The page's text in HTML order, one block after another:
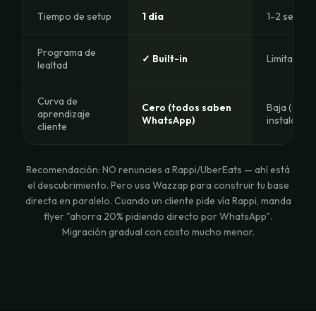
Tiempo de setup 1 día 1-2
Programa de
lealtad
✓ Built-in Limitado a
Curva de
aprendizaje
cliente
Cero (todos saben
WhatsApp)
Baja (app
instalada)
Recomendación: NO renuncies a Rappi/UberEats — ahí está
el descubrimiento. Pero usa Wazzap para construir tu base
directa en paralelo. Cuando un cliente pide vía Rappi, manda
flyer "ahorra 20% pidiendo directo por WhatsApp".
Migración gradual con costo mucho menor.